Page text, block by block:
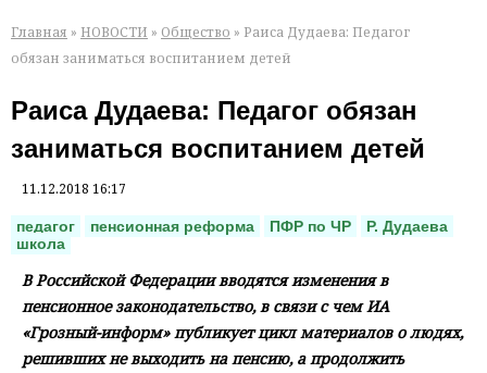
Главная » НОВОСТИ » Общество » Раиса Дудаева: Педагог
обязан заниматься воспитанием детей
Раиса Дудаева: Педагог обязан
заниматься воспитанием детей
11.12.2018 16:17
педагог пенсионная реформа ПФР по ЧР
Р. Дудаева
школа
В Российской Федерации вводятся изменения в
пенсионное законодательство, в связи с чем ИА
«Грозный-информ» публикует цикл материалов о людях,
решивших не выходить на пенсию, а продолжить